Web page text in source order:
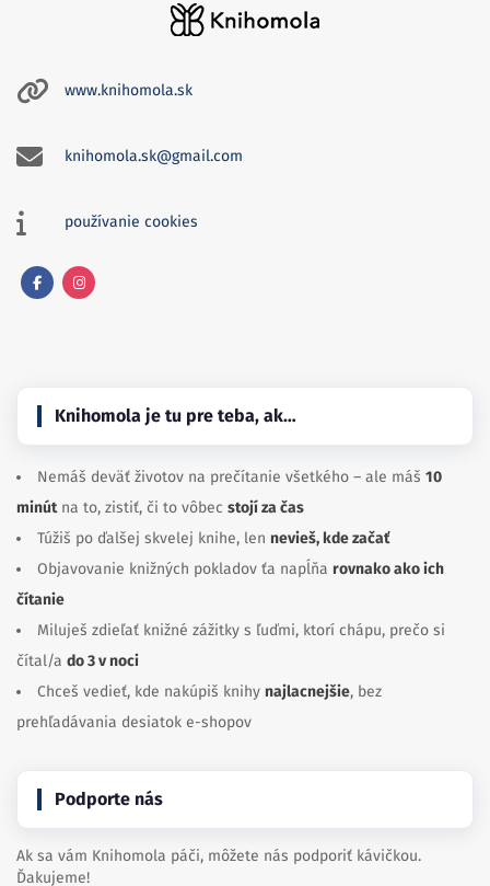
www.knihomola.sk
knihomola.sk@gmail.com
používanie cookies
Knihomola je tu pre teba, ak…
Nemáš deväť životov na prečítanie všetkého – ale máš 10
minútna to, zistiť, či to vôbec stojí za čas
Túžiš po ďalšej skvelej knihe, len nevieš, kde začať
Objavovanie knižných pokladov ťa napĺňa rovnako ako ich
čítanie
Miluješ zdieľať knižné zážitky s ľuďmi, ktorí chápu, prečo si
čítal/a do 3 v noci
Chceš vedieť, kde nakúpiš knihy najlacnejšie, bez
prehľadávania desiatok e-shopov
Podporte nás
Ak sa vám Knihomola páči, môžete nás podporiť kávičkou.
Ďakujeme!